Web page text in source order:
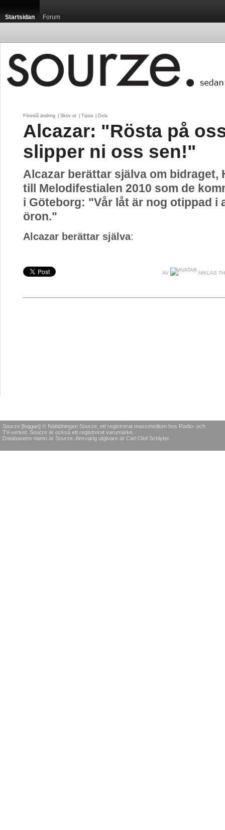
Startsidan Forum
Föreslå ändring Skriv ut Tipsa Dela
Alcazar: "Rösta på
slipper ni oss sen!"
Alcazar berättar själva om bidraget,
till Melodifestialen 2010 som de
i Göteborg: "Vår låt är nog otippad i
öron."
Alcazar berättar själva:
AV NIKLAS
Sourze [loggan] © Nättidningen Sourze, ett registrerat massmedium hos Radio- och
TV-verket. Sourze är också ett registrerat varumärke.
Databasens namn är Sourze. Ansvarig utgivare är Carl Olof Schlyter.